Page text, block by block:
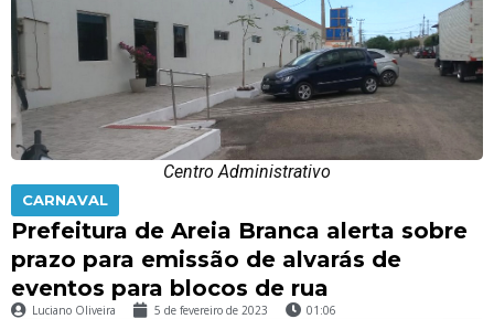
Centro Administrativo
CARNAVAL
Prefeitura de Areia Branca alerta sobre
prazo para emissão de alvarás de
eventos para blocos de rua
Luciano Oliveira 5 de fevereiro de 2023 01:06